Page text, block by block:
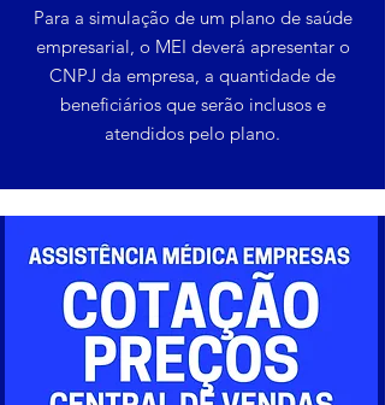
Para a simulação de um plano de saúde
empresarial, o MEI deverá apresentar o
CNPJ da empresa, a quantidade de
beneficiários que serão inclusos e
atendidos pelo plano.